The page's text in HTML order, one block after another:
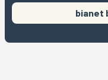
bianet